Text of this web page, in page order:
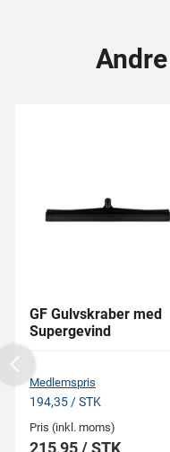
GF Gulvskraber med
Supergevind
Medlemspris
194,35 / STK
Pris (inkl. moms)
215,95 / STK
Previous